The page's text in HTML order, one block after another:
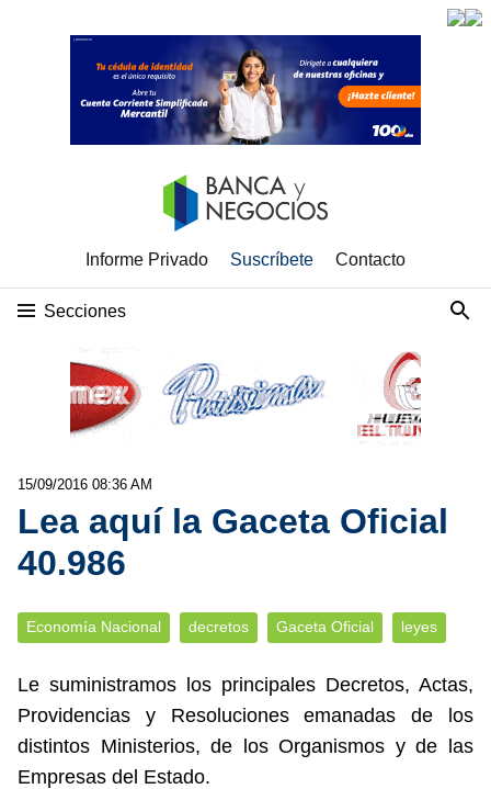
Informe Privado Suscríbete Contacto
Secciones
15/09/2016 08:36 AM
Lea aquí la Gaceta Oficial
40.986
Economía Nacional decretos Gaceta Oficial leyes
Le suministramos los principales Decretos, Actas,
Providencias y Resoluciones emanadas de los
distintos Ministerios, de los Organismos y de las
Empresas del Estado.